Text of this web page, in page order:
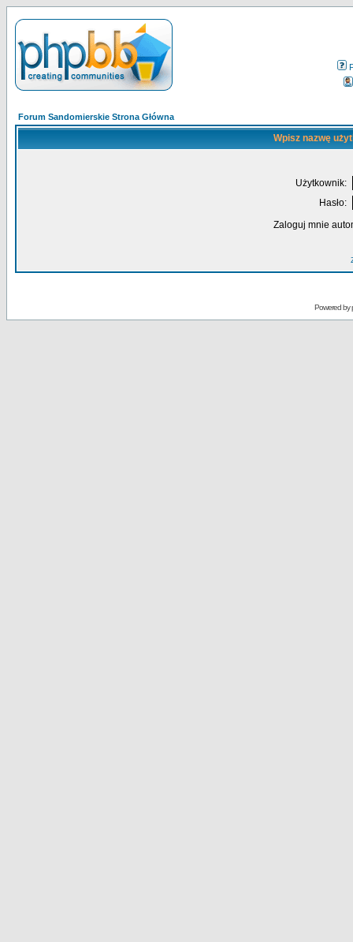
Forum Sandomierskie Strona Główna
Wpisz nazwę
Użytkownik:
Hasło:
Zaloguj mnie
Powered by